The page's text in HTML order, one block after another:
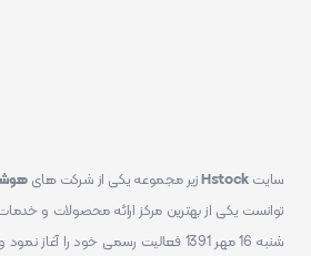
سایت Hstockزیر مجموعه یکی از شرکت های